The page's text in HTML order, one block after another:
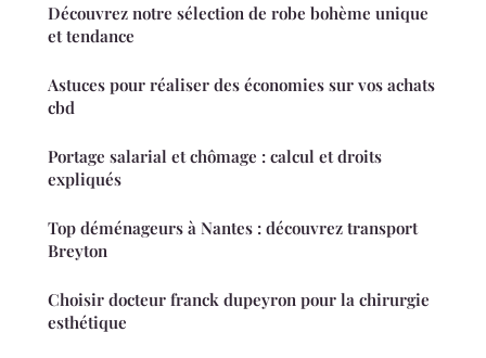
Découvrez notre sélection de robe bohème unique
et tendance
Astuces pour réaliser des économies sur vos achats
cbd
Portage salarial et chômage : calcul et droits
expliqués
Top déménageurs à Nantes : découvrez transport
Breyton
Choisir docteur franck dupeyron pour la chirurgie
esthétique